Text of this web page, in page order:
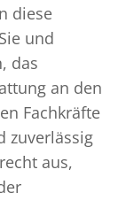
diese
und
das
an den
Fachkräfte
zuverlässig
aus,